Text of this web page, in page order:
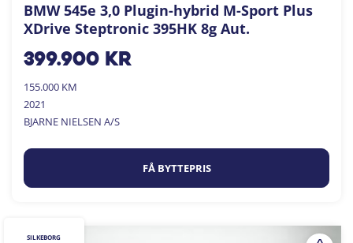
BMW 545e 3,0 Plugin-hybrid M-Sport Plus
XDrive Steptronic 395HK 8g Aut.
399.900kr
155.000 KM
2021
BJARNE NIELSEN A/S
FÅ BYTTEPRIS
SILKEBORG